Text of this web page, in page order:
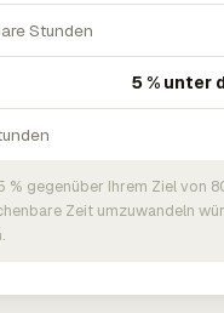
Stunden
5 % unter
% gegenüber Ihrem Ziel von
Zeit umzuwandeln